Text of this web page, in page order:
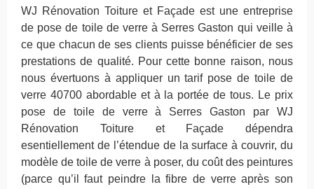
WJ Rénovation Toiture et Façade est une entreprise
de pose de toile de verre à Serres Gaston qui veille à
ce que chacun de ses clients puisse bénéficier de ses
prestations de qualité. Pour cette bonne raison, nous
nous évertuons à appliquer un tarif pose de toile de
verre 40700 abordable et à la portée de tous. Le prix
pose de toile de verre à Serres Gaston par WJ
Rénovation Toiture et Façade dépendra
esentiellement de l’étendue de la surface à couvrir, du
modèle de toile de verre à poser, du coût des peintures
(parce qu’il faut peindre la fibre de verre après son